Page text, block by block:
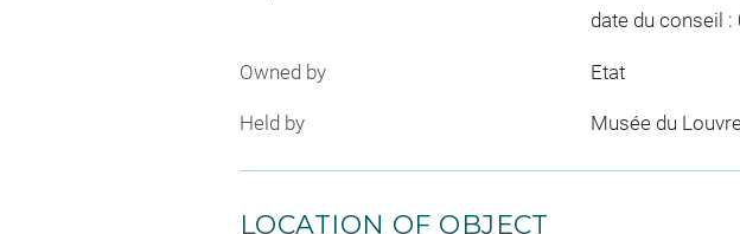
date du conseil
Owned by Etat
Held by Musée du
LOCATION OF OBJECT